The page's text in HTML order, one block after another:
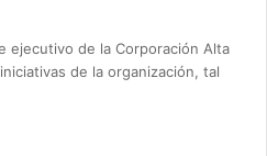
ejecutivo de la Corporación Alta
de la organización, tal